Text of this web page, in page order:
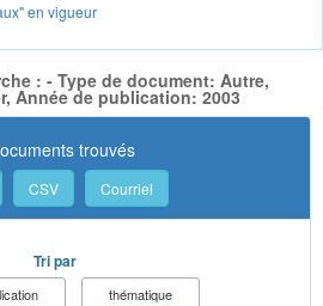
en vigueur
: - Type de document: Autre,
Année de publication: 2003
trouvés
CSV Courriel
Tri par
thématique